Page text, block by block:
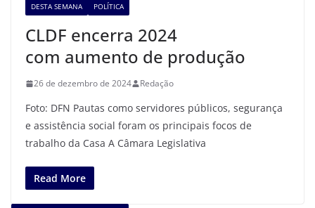
DESTA SEMANA POLÍTICA
CLDF encerra 2024
com aumento de produção
26 de dezembro de 2024 Redação
Foto: DFN Pautas como servidores públicos, segurança
e assistência social foram os principais focos de
trabalho da Casa A Câmara Legislativa
Read More